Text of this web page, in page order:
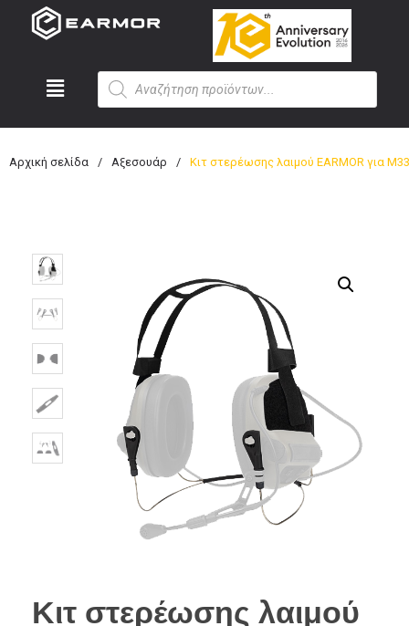
Αρχική σελίδα / Αξεσουάρ / Κιτ στερέωσης λαιμού EARMOR για
Κιτ στερέωσης λαιμού